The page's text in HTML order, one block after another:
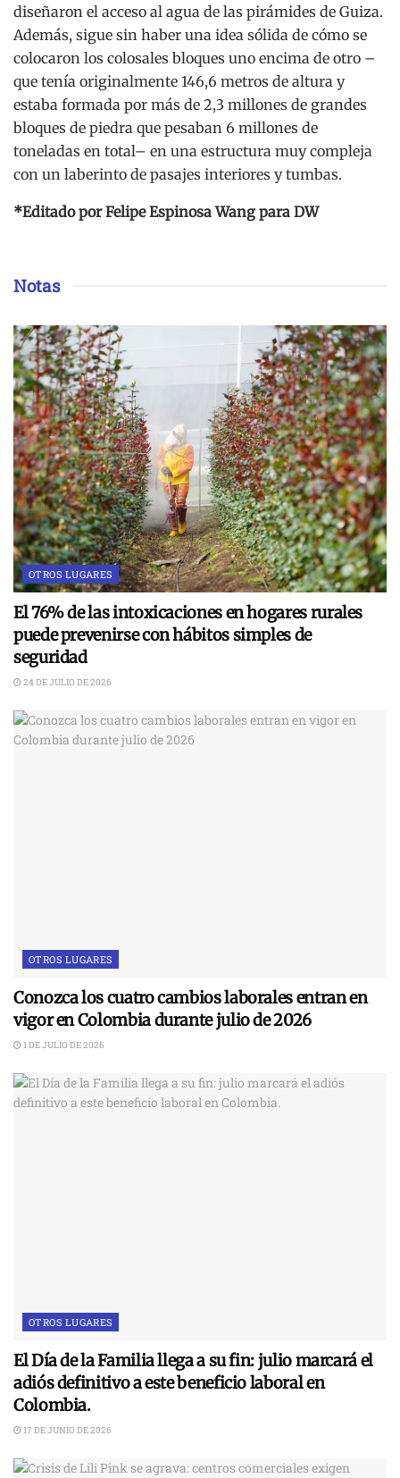
diseñaron el acceso al agua de las pirámides de Guiza.
Además, sigue sin haber una idea sólida de cómo se
colocaron los colosales bloques uno encima de otro –
que tenía originalmente 146,6 metros de altura y
estaba formada por más de 2,3 millones de grandes
bloques de piedra que pesaban 6 millones de
toneladas en total– en una estructura muy compleja
con un laberinto de pasajes interiores y tumbas.
*Editado por Felipe Espinosa Wang para DW
Notas
OTROS LUGARES
El 76% de las intoxicaciones en hogares rurales
puede prevenirse con hábitos simples de
seguridad
24 DE JULIO DE 2026
OTROS LUGARES
Conozca los cuatro cambios laborales entran en
vigor en Colombia durante julio de 2026
1 DE JULIO DE 2026
OTROS LUGARES
El Día de la Familia llega a su fin: julio marcará el
adiós definitivo a este beneficio laboral en
Colombia.
17 DE JUNIO DE 2026